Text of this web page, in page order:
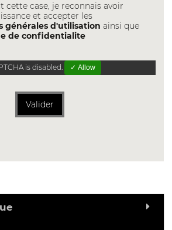
cette case, je reconnais avoir
et accepter les
générales d'utilisation ainsi que
de confidentialite
is disabled. ✓ Allow
Valider